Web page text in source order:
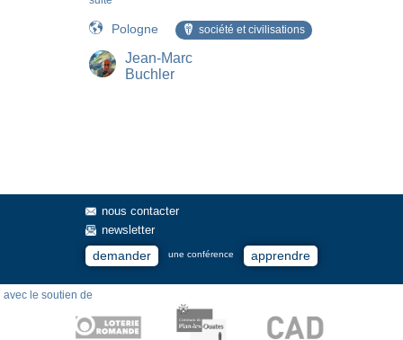
Pologne société et civilisations
Jean-Marc
Buchler
nous contacter
newsletter
demander une conférence apprendre
avec le soutien de